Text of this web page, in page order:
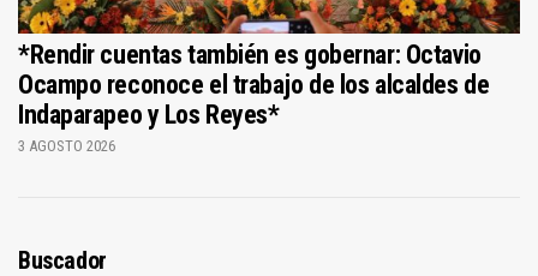
*Rendir cuentas también es gobernar: Octavio
Ocampo reconoce el trabajo de los alcaldes de
Indaparapeo y Los Reyes*
3 AGOSTO 2026
Buscador